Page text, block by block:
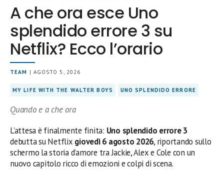
A che ora esce Uno
splendido errore 3 su
Netflix? Ecco l’orario
TEAM | AGOSTO 5, 2026
MY LIFE WITH THE WALTER BOYS UNO SPLENDIDO ERRORE
Quando e a che ora
L’attesa è finalmente finita: Uno splendido errore 3
debutta su Netflix giovedì 6 agosto 2026, riportando sullo
schermo la storia d’amore tra Jackie, Alex e Cole con un
nuovo capitolo ricco di emozioni e colpi di scena.